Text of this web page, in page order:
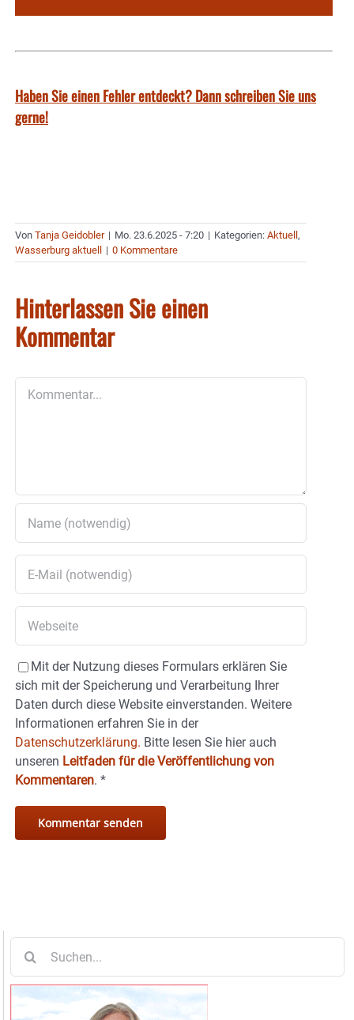
Haben Sie einen Fehler entdeckt? Dann schreiben Sie uns
gerne!
Von Tanja Geidobler | Mo. 23.6.2025 - 7:20 | Kategorien: Aktuell ,
Wasserburg aktuell
| 0 Kommentare
Hinterlassen Sie einen
Kommentar
Mit der Nutzung dieses Formulars erklären Sie
sich mit der Speicherung und Verarbeitung Ihrer
Daten durch diese Website einverstanden. Weitere
Informationen erfahren Sie in der
Datenschutzerklärung. Bitte lesen Sie hier auch
unseren Leitfaden für die Veröffentlichung von
Kommentaren. *
nach: